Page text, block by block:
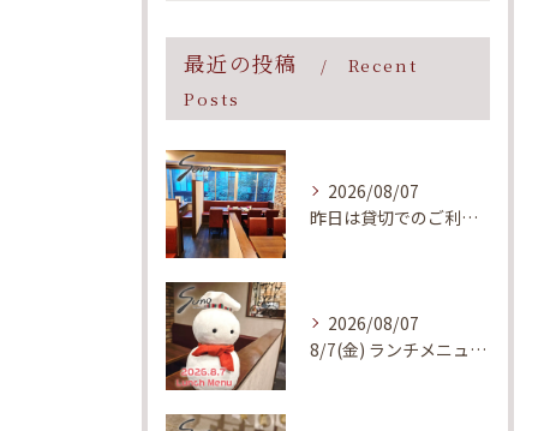
最近の投稿
Recent
Posts
2026/08/07
昨日は貸切でのご利用、誠にありがとうございました！
2026/08/07
8/7(金) ランチメニューのご案内